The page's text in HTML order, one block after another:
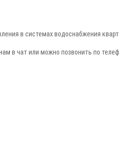
в системах водоснабжения
в чат или можно позвонить по